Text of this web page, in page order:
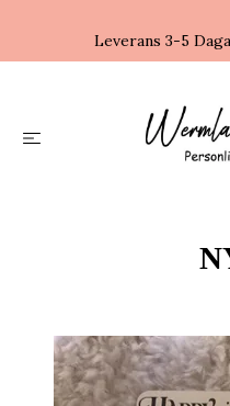
Leverans 3-5